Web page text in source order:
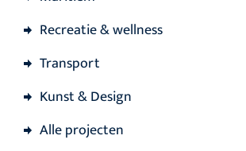
Recreatie & wellness
Transport
Kunst & Design
Alle projecten